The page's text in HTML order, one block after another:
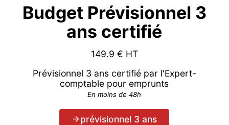
Budget Prévisionnel 3
ans certifié
149.9 € HT
Prévisionnel 3 ans certifié par l'Expert-
comptable pour emprunts
En moins de 48h
prévisionnel 3 ans